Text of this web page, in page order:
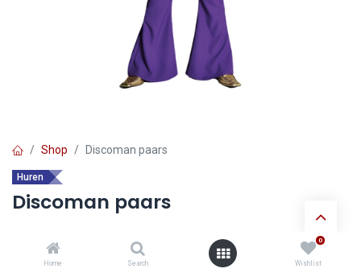
Home Search
0
Wishlist
Shop Discoman paars
Huren
Discoman paars
Ontdek de voordelen van huur verkleedkledij